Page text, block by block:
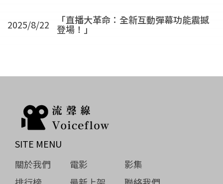
2025/8/22 「直播大革命：全新互動彈幕功能震撼
登場！」
SITE MENU
關於我們
電影
影集